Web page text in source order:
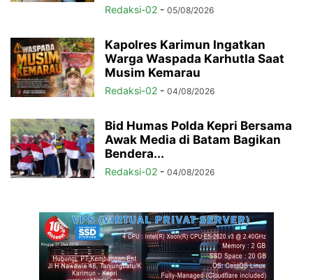
Redaksi-02 - 05/08/2026
Kapolres Karimun Ingatkan
Warga Waspada Karhutla Saat
Musim Kemarau
Redaksi-02 - 04/08/2026
Bid Humas Polda Kepri Bersama
Awak Media di Batam Bagikan
Bendera...
Redaksi-02 - 04/08/2026